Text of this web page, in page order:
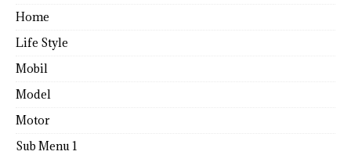
Home
Life Style
Mobil
Model
Motor
Sub Menu 1